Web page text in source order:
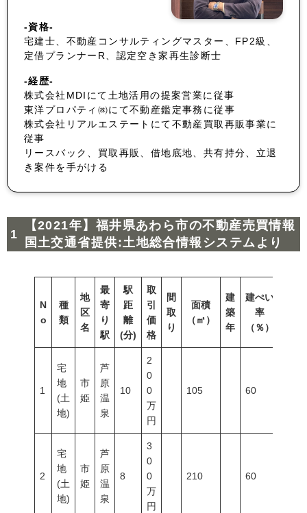
-資格-
宅建士、不動産コンサルティングマスター、FP2級、
定借プランナーR、認定空き家再生診断士
-経歴-
株式会社MDIにて土地活用の提案営業に従事
東洋プロパティ㈱にて不動産鑑定事務に従事
株式会社リアルエステートにて不動産買取再販事業に
従事
リースバック、買取再販、借地底地、共有持分、立退
き案件を手がける
【2021年】福井県あわら市の不動産売買情報
国土交通省提供:土地総合情報システムより
N
o
種
類
地
区
名
最
寄
り
駅
駅
距
離
(分)
取
引
価
格
間
取
り
面積
（㎡）
建
築
年
建ぺい
率
（％）
1
宅
地
(土
地)
市
姫
芦
原
温
泉
10
2
0
0
万
円
105 60
2
宅
地
(土
地)
市
姫
芦
原
温
泉
8
3
0
0
万
円
210 60